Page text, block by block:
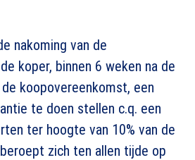
nakoming van de
koper, binnen 6 weken na de
koopovereenkomst, een
te doen stellen c.q. een
ter hoogte van 10% van de
zich ten allen tijde op